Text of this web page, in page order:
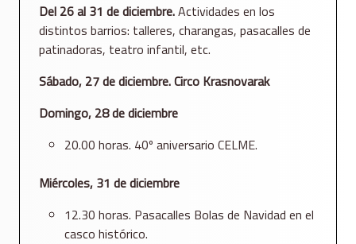
Del 26 al 31 de diciembre.Actividades en los
distintos barrios: talleres, charangas, pasacalles de
patinadoras, teatro infantil, etc.
Sábado, 27 de diciembre. Circo Krasnovarak
Domingo, 28 de diciembre
20.00 horas. 40º aniversario CELME.
Miércoles, 31 de diciembre
12.30 horas. Pasacalles Bolas de Navidad en el
casco histórico.